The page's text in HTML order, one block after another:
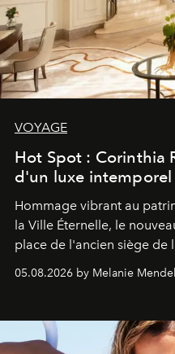
VOYAGE
Hot Spot : Corinthia
d'un luxe
Hommage vibrant au
la Ville Éternelle, le
place de l'ancien siège de
de vivre Romain dans
05.08.2026 by Melanie